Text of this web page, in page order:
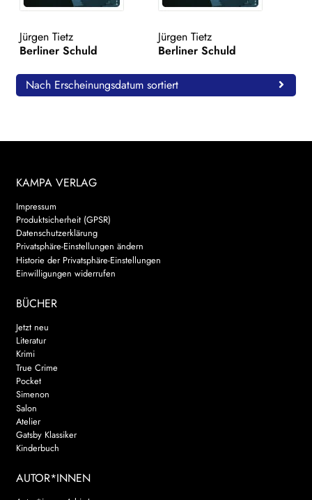
Search:
Jürgen Tietz
Berliner Schuld
Jürgen Tietz
Berliner Schuld
Nach Erscheinungsdatum sortiert
KAMPA VERLAG
Impressum
Produktsicherheit (GPSR)
Datenschutzerklärung
Privatsphäre-Einstellungen ändern
Historie der Privatsphäre-Einstellungen
Einwilligungen widerrufen
BÜCHER
Jetzt neu
Literatur
Krimi
True Crime
Pocket
Simenon
Salon
Atelier
Gatsby Klassiker
Kinderbuch
AUTOR*INNEN